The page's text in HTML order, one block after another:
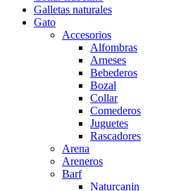
Galletas naturales
Gato
Accesorios
Alfombras
Arneses
Bebederos
Bozal
Collar
Comederos
Juguetes
Rascadores
Arena
Areneros
Barf
Naturcanin